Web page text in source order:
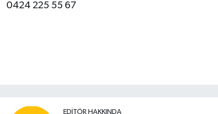
0424 225 55 67
EDITÖR HAKKINDA